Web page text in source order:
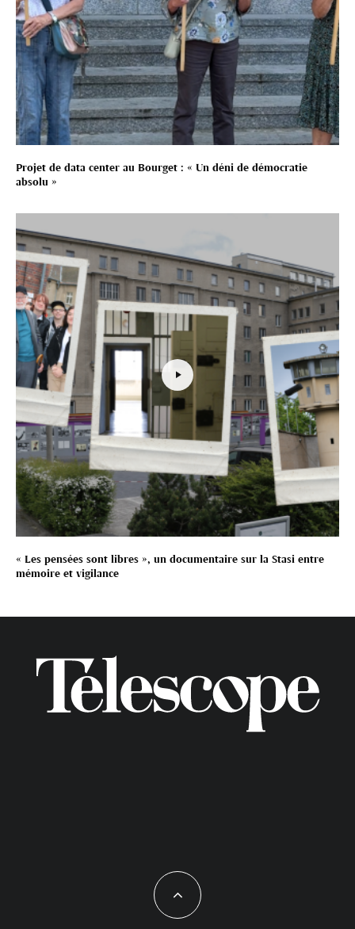
Projet de data center au Bourget : « Un déni de démocratie
absolu »
« Les pensées sont libres », un documentaire sur la Stasi entre
mémoire et vigilance